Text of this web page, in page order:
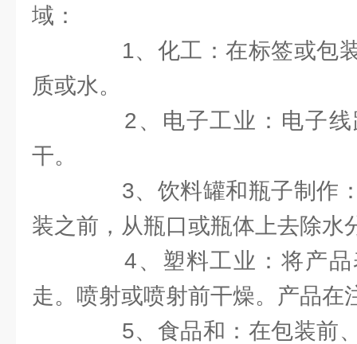
域：
1、化工：在标签或包装
质或水。
2、电子工业：电子线
干。
3、饮料罐和瓶子制作：
装之前，从瓶口或瓶体上去除水
4、塑料工业：将产品
走。喷射或喷射前干燥。产品在
5、食品和：在包装前、